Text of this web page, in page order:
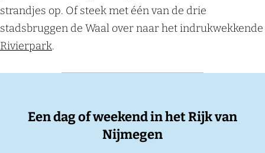
strandjes op. Of steek met één van de drie
stadsbruggen de Waal over naar het indrukwekkende
Rivierpark.
Een dag of weekend in het Rijk van
Nijmegen